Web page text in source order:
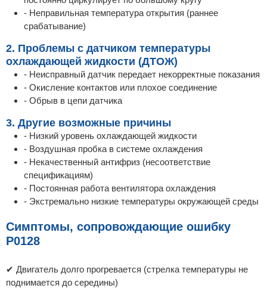
- Неправильная температура открытия (раннее
срабатывание)
2. Проблемы с датчиком температуры
охлаждающей жидкости (ДТОЖ)
- Неисправный датчик передает некорректные показания
- Окисление контактов или плохое соединение
- Обрыв в цепи датчика
3. Другие возможные причины
- Низкий уровень охлаждающей жидкости
- Воздушная пробка в системе охлаждения
- Некачественный антифриз (несоответствие
спецификациям)
- Постоянная работа вентилятора охлаждения
- Экстремально низкие температуры окружающей среды
Симптомы, сопровождающие ошибку
P0128
✔ Двигатель долго прогревается (стрелка температуры не
поднимается до середины)